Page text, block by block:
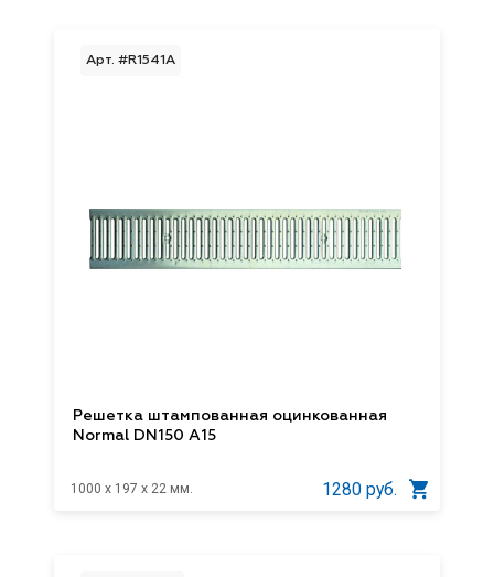
Арт. #R1541А
Решетка штампованная оцинкованная
Normal DN150 A15
1000 x 197 x 22 мм. 1280 руб.